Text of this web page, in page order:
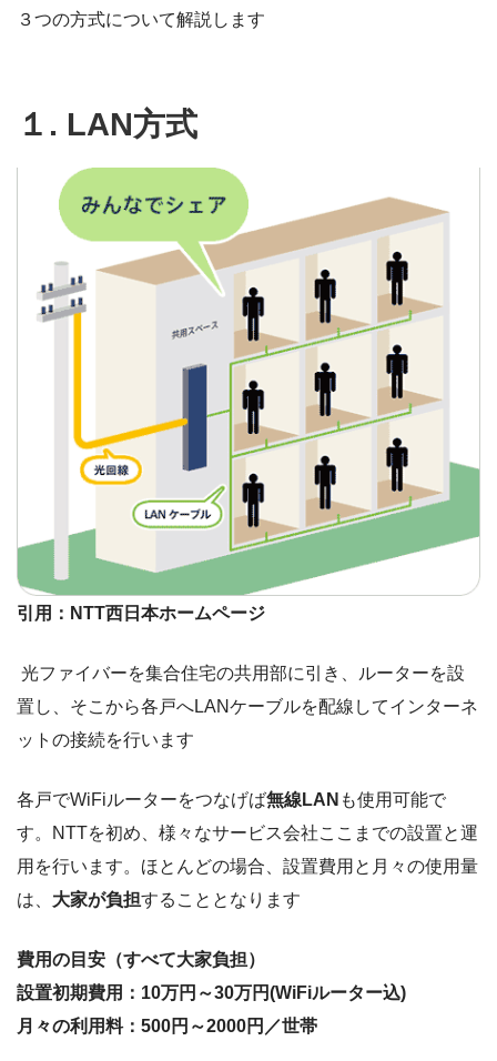
３つの方式について解説します
１. LAN方式
引用：NTT西日本ホームページ
光ファイバーを集合住宅の共用部に引き、ルーターを設
置し、そこから各戸へLANケーブルを配線してインターネ
ットの接続を行います
各戸でWiFiルーターをつなげば無線LAN も使用可能で
す。NTTを初め、様々なサービス会社ここまでの設置と運
用を行います。ほとんどの場合、設置費用と月々の使用量
は、 大家が負担することとなります
費用の目安（すべて大家負担）
設置初期費用：10万円～30万円(WiFiルーター込)
月々の利用料：500円～2000円／世帯